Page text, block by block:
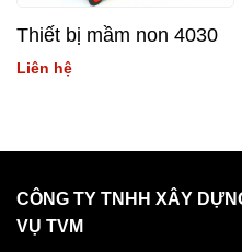
Thiết bị mầm non 4030
Liên hệ
CÔNG TY TNHH XÂY
VỤ TVM